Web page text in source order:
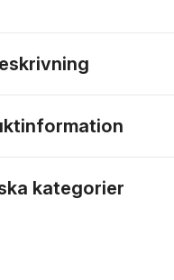
kategorier